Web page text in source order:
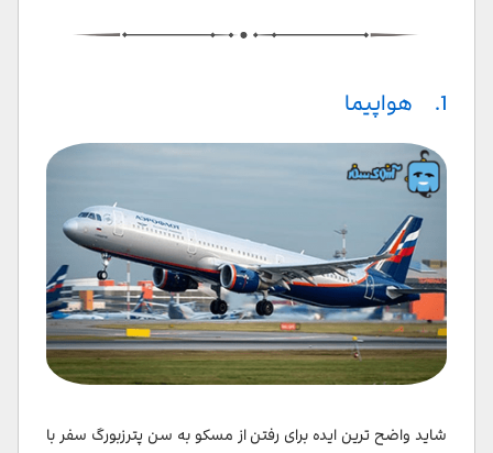
1. هواپیما
شاید واضح ترین ایده برای رفتن از مسکو به سن پترزبورگ سفر با